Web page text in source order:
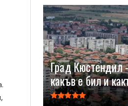
Град Кюстендил
какъв е бил и